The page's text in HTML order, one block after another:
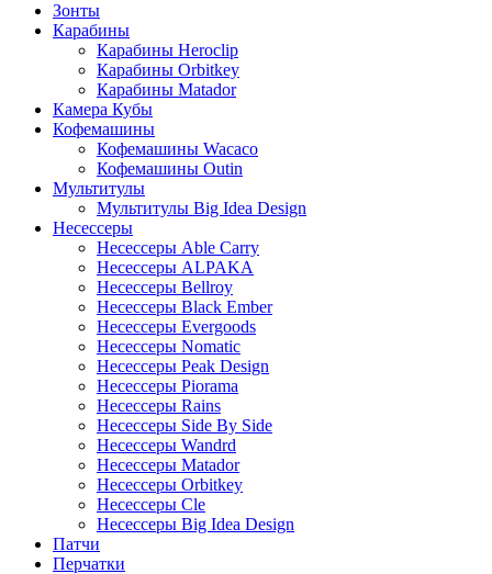
Зонты
Карабины
Карабины Heroclip
Карабины Orbitkey
Карабины Matador
Камера Кубы
Кофемашины
Кофемашины Wacaco
Кофемашины Outin
Мультитулы
Мультитулы Big Idea Design
Несессеры
Несессеры Able Carry
Несессеры ALPAKA
Несессеры Bellroy
Несессеры Black Ember
Несессеры Evergoods
Несессеры Nomatic
Несессеры Peak Design
Несессеры Piorama
Несессеры Rains
Несессеры Side By Side
Несессеры Wandrd
Несессеры Matador
Несессеры Orbitkey
Несессеры Cle
Несессеры Big Idea Design
Патчи
Перчатки